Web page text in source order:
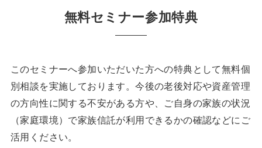
無料セミナー参加特典
このセミナーへ参加いただいた方への特典として無料個
別相談を実施しております。今後の老後対応や資産管理
の方向性に関する不安がある方や、ご自身の家族の状況
（家庭環境）で家族信託が利用できるかの確認などにご
活用ください。